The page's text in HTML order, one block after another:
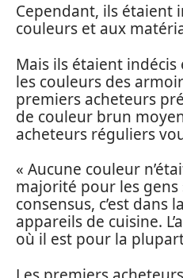
Cependant, ils étaient
couleurs et aux
Mais ils étaient indécis
les couleurs des
premiers acheteurs
de couleur brun
acheteurs réguliers
« Aucune couleur
majorité pour les gens
consensus, c’est dans
appareils de cuisine.
où il est pour la